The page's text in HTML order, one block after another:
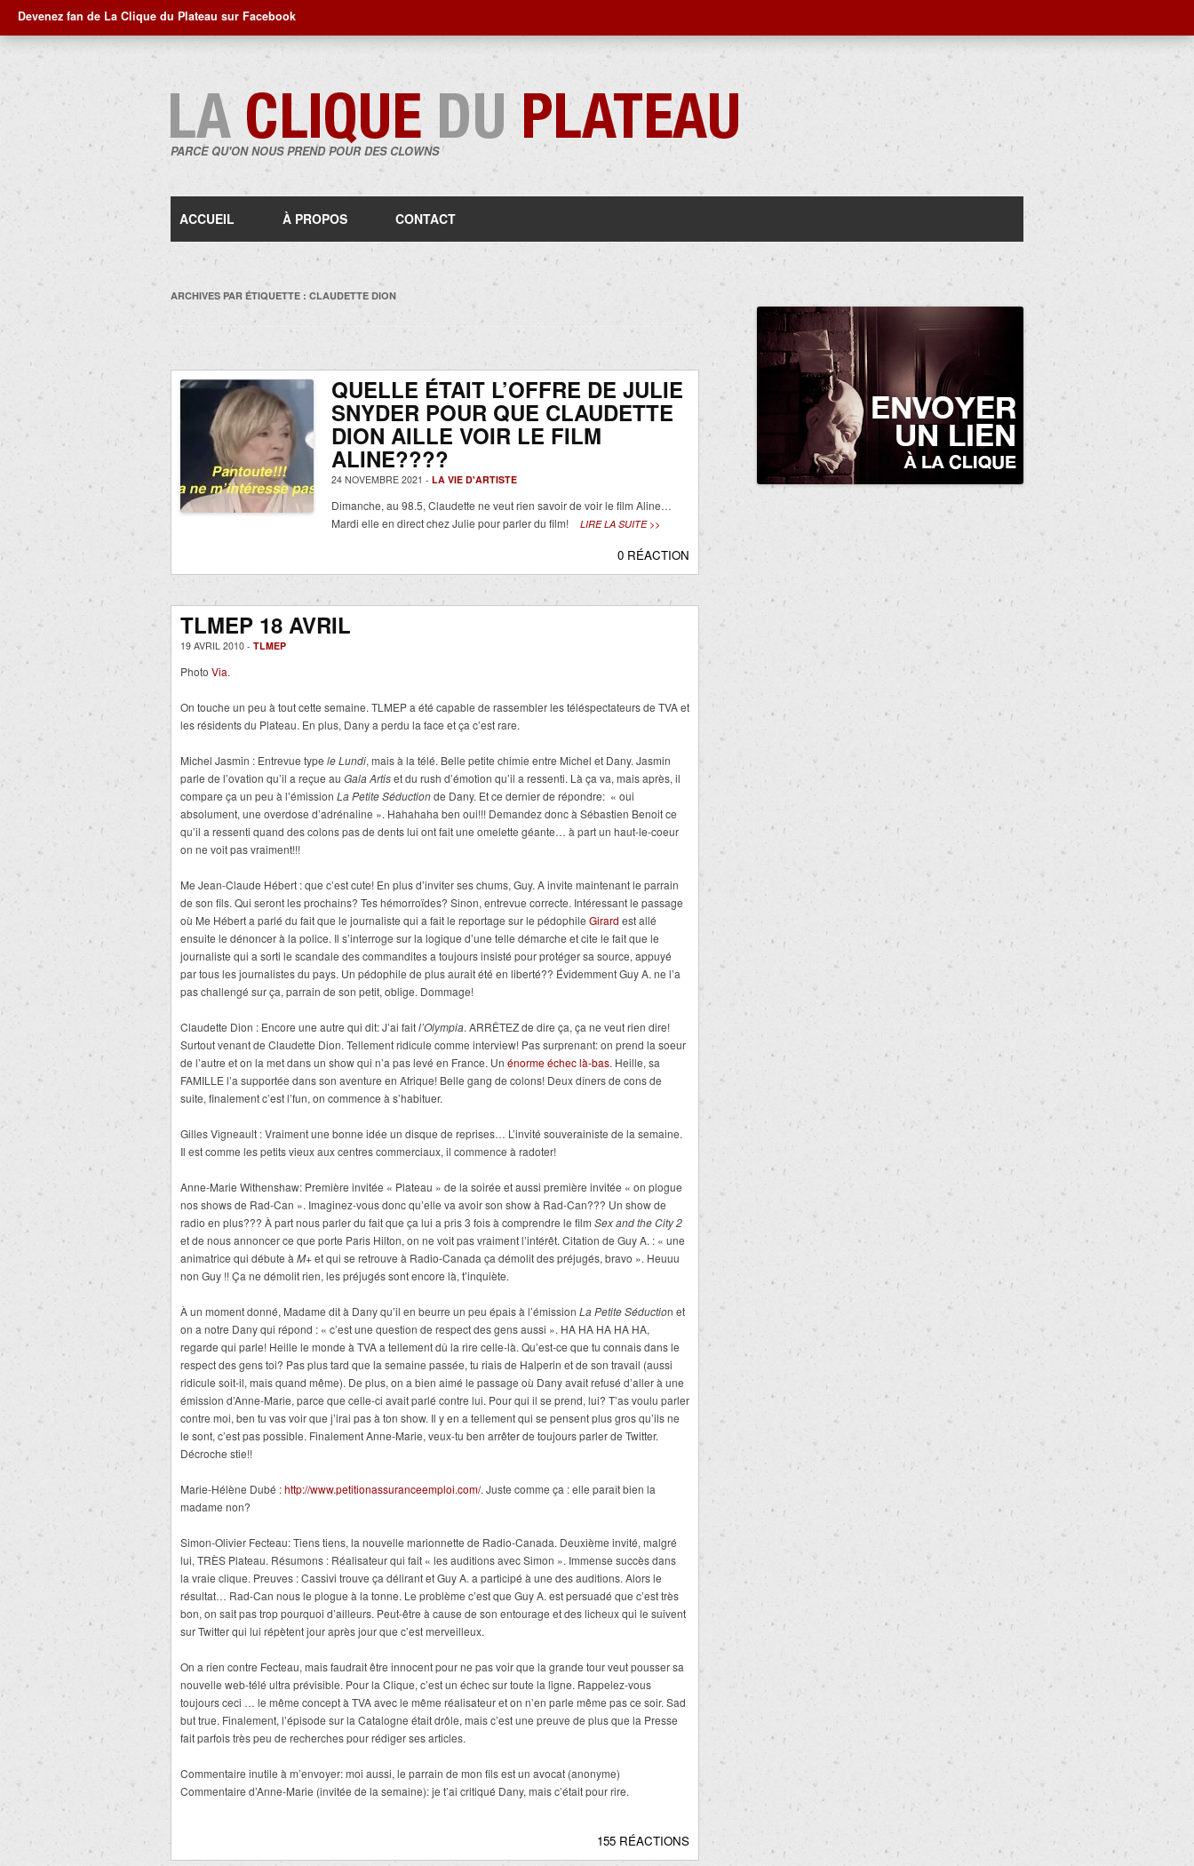
Devenez fan de La Clique du Plateau sur Facebook
PARCE QU'ON NOUS PREND POUR DES CLOWNS
au
ACCUEIL À PROPOS CONTACT
ARCHIVES PAR ÉTIQUETTE : CLAUDETTE DION
QUELLE ÉTAIT L’OFFRE DE JULIE
SNYDER POUR QUE CLAUDETTE
DION AILLE VOIR LE FILM
ALINE????
24 NOVEMBRE 2021 - LA VIE D'ARTISTE
Dimanche, au 98.5, Claudette ne veut rien savoir de voir le film Aline…
Mardi elle en direct chez Julie pour parler du film!
LIRE LA SUITE >>
0 RÉACTION
TLMEP 18 AVRIL
19 AVRIL 2010 - TLMEP
Photo Via.
On touche un peu à tout cette semaine. TLMEP a été capable de rassembler les téléspectateurs de TVA et
les résidents du Plateau. En plus, Dany a perdu la face et ça c’est rare.
Michel Jasmin : Entrevue type le Lundi, mais à la télé. Belle petite chimie entre Michel et Dany. Jasmin
parle de l’ovation qu’il a reçue au Gala Artiset du rush d’émotion qu’il a ressenti. Là ça va, mais après, il
compare ça un peu à l’émission La Petite Séductionde Dany. Et ce dernier de répondre: « oui
absolument, une overdose d’adrénaline ». Hahahaha ben oui!!! Demandez donc à Sébastien Benoit ce
qu’il a ressenti quand des colons pas de dents lui ont fait une omelette géante… à part un haut-le-coeur
on ne voit pas vraiment!!!
Me Jean-Claude Hébert : que c’est cute! En plus d’inviter ses chums, Guy. A invite maintenant le parrain
de son fils. Qui seront les prochains? Tes hémorroïdes? Sinon, entrevue correcte. Intéressant le passage
où Me Hébert a parlé du fait que le journaliste qui a fait le reportage sur le pédophile Girard est allé
ensuite le dénoncer à la police. Il s’interroge sur la logique d’une telle démarche et cite le fait que le
journaliste qui a sorti le scandale des commandites a toujours insisté pour protéger sa source, appuyé
par tous les journalistes du pays. Un pédophile de plus aurait été en liberté?? Évidemment Guy A. ne l’a
pas challengé sur ça, parrain de son petit, oblige. Dommage!
Claudette Dion : Encore une autre qui dit: J’ai faitl’Olympia. ARRÊTEZ de dire ça, ça ne veut rien dire!
Surtout venant de Claudette Dion. Tellement ridicule comme interview! Pas surprenant: on prend la soeur
de l’autre et on la met dans un show qui n’a pas levé en France. Un énorme échec là-bas. Heille, sa
FAMILLE l’a supportée dans son aventure en Afrique! Belle gang de colons! Deux dîners de cons de
suite, finalement c’est l’fun, on commence à s’habituer.
Gilles Vigneault : Vraiment une bonne idée un disque de reprises… L’invité souverainiste de la semaine.
Il est comme les petits vieux aux centres commerciaux, il commence à radoter!
Anne-Marie Withenshaw: Première invitée « Plateau » de la soirée et aussi première invitée « on plogue
nos shows de Rad-Can ». Imaginez-vous donc qu’elle va avoir son show à Rad-Can??? Un show de
radio en plus??? À part nous parler du fait que ça lui a pris 3 fois à comprendre le film Sex and the City 2
et de nous annoncer ce que porte Paris Hilton, on ne voit pas vraiment l’intérêt. Citation de Guy A. : « une
animatrice qui débute à M+et qui se retrouve à Radio-Canada ça démolit des préjugés, bravo ». Heuuu
non Guy !! Ça ne démolit rien, les préjugés sont encore là, t’inquiète.
À un moment donné, Madame dit à Dany qu’il en beurre un peu épais à l’émission La Petite Séduction et
on a notre Dany qui répond : « c’est une question de respect des gens aussi ». HA HA HA HA HA,
regarde qui parle! Heille le monde à TVA a tellement dû la rire celle-là. Qu’est-ce que tu connais dans le
respect des gens toi? Pas plus tard que la semaine passée, tu riais de Halperin et de son travail (aussi
ridicule soit-il, mais quand même). De plus, on a bien aimé le passage où Dany avait refusé d’aller à une
émission d’Anne-Marie, parce que celle-ci avait parlé contre lui. Pour qui il se prend, lui? T’as voulu parler
contre moi, ben tu vas voir que j’irai pas à ton show. Il y en a tellement qui se pensent plus gros qu’ils ne
le sont, c’est pas possible. Finalement Anne-Marie, veux-tu ben arrêter de toujours parler de Twitter.
Décroche stie!!
Marie-Hélène Dubé :http://www.petitionassuranceemploi.com/. Juste comme ça : elle paraît bien la
madame non?
Simon-Olivier Fecteau: Tiens tiens, la nouvelle marionnette de Radio-Canada. Deuxième invité, malgré
lui, TRÈS Plateau. Résumons : Réalisateur qui fait « les auditions avec Simon ». Immense succès dans
la vraie clique. Preuves : Cassivi trouve ça délirant et Guy A. a participé à une des auditions. Alors le
résultat… Rad-Can nous le plogue à la tonne. Le problème c’est que Guy A. est persuadé que c’est très
bon, on sait pas trop pourquoi d’ailleurs. Peut-être à cause de son entourage et des licheux qui le suivent
sur Twitter qui lui répètent jour après jour que c’est merveilleux.
On a rien contre Fecteau, mais faudrait être innocent pour ne pas voir que la grande tour veut pousser sa
nouvelle web-télé ultra prévisible. Pour la Clique, c’est un échec sur toute la ligne. Rappelez-vous
toujours ceci … le même concept à TVA avec le même réalisateur et on n’en parle même pas ce soir. Sad
but true. Finalement, l’épisode sur la Catalogne était drôle, mais c’est une preuve de plus que la Presse
fait parfois très peu de recherches pour rédiger ses articles.
Commentaire inutile à m’envoyer: moi aussi, le parrain de mon fils est un avocat (anonyme)
Commentaire d’Anne-Marie (invitée de la semaine): je t’ai critiqué Dany, mais c’était pour rire.
155 RÉACTIONS